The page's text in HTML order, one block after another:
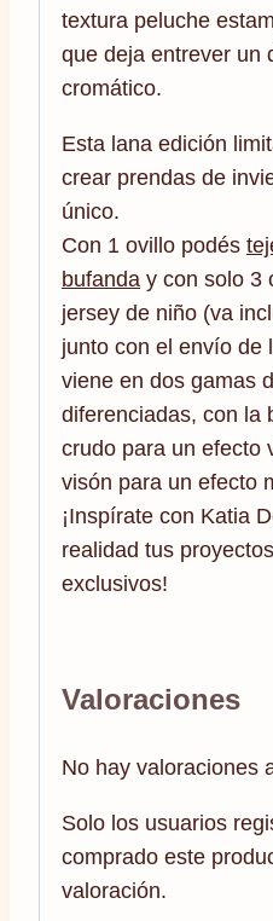
textura peluche
que deja entrever un
cromático.
Esta lana edición
crear prendas de
único.
Con 1 ovillo podés
bufanda y con solo 3
jersey de niño (va
junto con el envío de
viene en dos gamas
diferenciadas, con la
crudo para un efecto
visón para un efecto
¡Inspírate con Katia
realidad tus
exclusivos!
Valoraciones
No hay valoraciones
Solo los usuarios
comprado este
valoración.